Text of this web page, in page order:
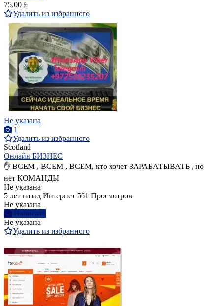
75.00 £
Удалить из избранного
Не указана
1
Удалить из избранного
Scotland
Онлайн БИЗНЕС
✋ ВСЕМ , ВСЕМ , ВСЕМ, кто хочет ЗАРАБАТЫВАТЬ , но
нет КОМАНДЫ
Не указана
5 лет назад Интернет 561 Просмотров
Не указана
Написать
Не указана
Удалить из избранного